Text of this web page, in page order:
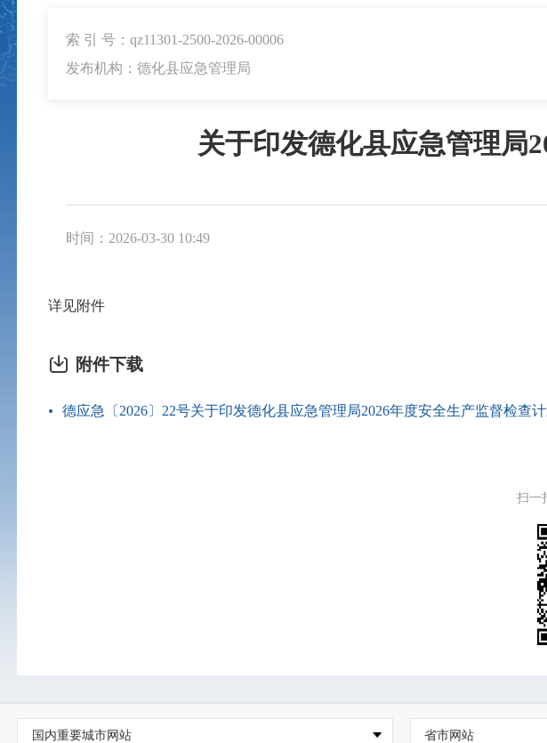
索 引 号：qz11301-2500-2026-00006
发布机构：德化县应急管理局
关于印发德化县应急管理局
时间：2026-03-30 10:49
详见附件
附件下载
德应急〔2026〕22号关于印发德化县应急管理局2026年度安全生产监督检查
扫一
国内重要城市网站 省市网站